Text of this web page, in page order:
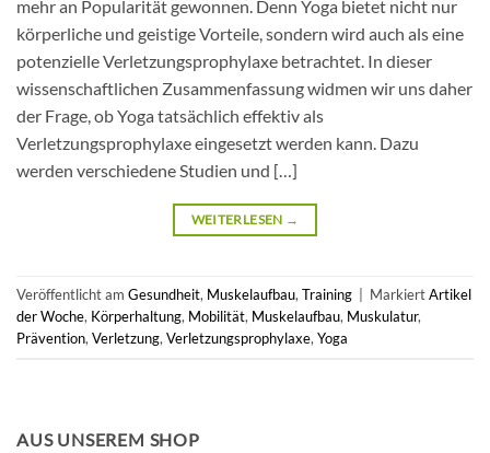
mehr an Popularität gewonnen. Denn Yoga bietet nicht nur
körperliche und geistige Vorteile, sondern wird auch als eine
potenzielle Verletzungsprophylaxe betrachtet. In dieser
wissenschaftlichen Zusammenfassung widmen wir uns daher
der Frage, ob Yoga tatsächlich effektiv als
Verletzungsprophylaxe eingesetzt werden kann. Dazu
werden verschiedene Studien und […]
WEITERLESEN →
Veröffentlicht am Gesundheit, Muskelaufbau,Training MarkiertArtikel
der Woche, Körperhaltung, Mobilität, Muskelaufbau, Muskulatur,
Prävention,Verletzung,Verletzungsprophylaxe,Yoga
AUS UNSEREM SHOP